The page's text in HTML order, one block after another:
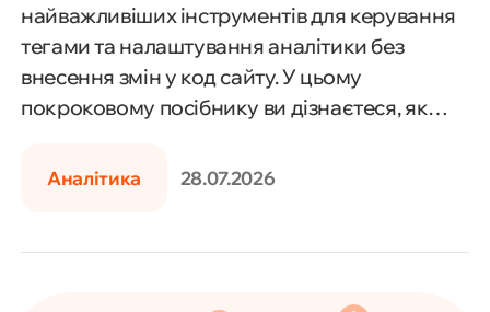
Аналітика 28.07.2026
найважливіших інструментів для керування
тегами та налаштування аналітики без
внесення змін у код сайту. У цьому
покроковому посібнику ви дізнаєтеся, як
контейнер, налаштувати теги, тригери та
відстежувати події, конверсії й перевіряти